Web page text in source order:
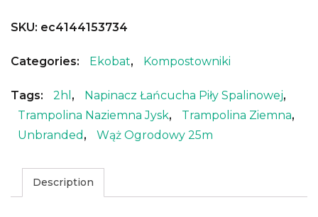
SKU: ec4144153734
Categories: Ekobat, Kompostowniki
Tags: 2hl , Napinacz Łańcucha Piły Spalinowej,
Trampolina Naziemna Jysk, Trampolina Ziemna,
Unbranded , Wąż Ogrodowy 25m
Description